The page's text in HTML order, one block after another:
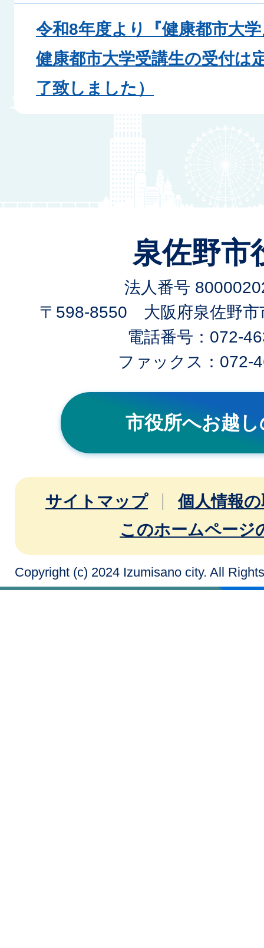
令和8年度より『健康都市大
健康都市大学受講生の受付は
了致しました）
泉佐野市
法人番号
〒598-8550 大阪府泉佐野市
電話番号：072-
ファックス：072-
市役所へお越
サイトマップ
個人情報
このホームページ
Copyright (c) 2024 Izumisano city. All